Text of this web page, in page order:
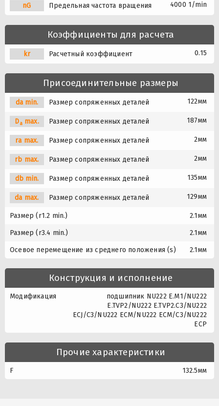
nG Предельная частота вращения 4000 1/min
Коэффициенты для расчета
kr Расчетный коэффициент 0.15
Присоединительные размеры
da min. Размер сопряженных деталей 122мм
Damax. Размер сопряженных деталей 187мм
ra max. Размер сопряженных деталей 2мм
rb max. Размер сопряженных деталей 2мм
db min. Размер сопряженных деталей 135мм
da max. Размер сопряженных деталей 129мм
Размер (r1.2 min.) 2.1мм
Размер (r3.4 min.) 2.1мм
Осевое перемещение из среднего положения (s) 2.1мм
Конструкция и исполнение
Модификация
подшипник NU222 E.M1/NU222
E.TVP2/NU222 E.TVP2.C3/NU222
ECJ/C3/NU222 ECM/NU222 ECM/C3/NU222
ECP
Прочие характеристики
F 132.5мм